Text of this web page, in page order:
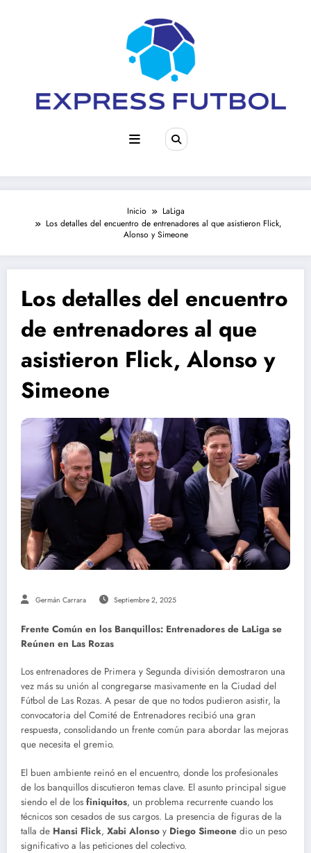
Inicio
LaLiga
Los detalles del encuentro de entrenadores al que asistieron Flick,
Alonso y Simeone
Los detalles del encuentro
de entrenadores al que
asistieron Flick, Alonso y
Simeone
Germán Carrara Septiembre 2, 2025
Frente Común en los Banquillos: Entrenadores de LaLiga se
Reúnen en Las Rozas
Los entrenadores de Primera y Segunda división demostraron una
vez más su unión al congregarse masivamente en la Ciudad del
Fútbol de Las Rozas. A pesar de que no todos pudieron asistir, la
convocatoria del Comité de Entrenadores recibió una gran
respuesta, consolidando un frente común para abordar las mejoras
que necesita el gremio.
El buen ambiente reinó en el encuentro, donde los profesionales
de los banquillos discutieron temas clave. El asunto principal sigue
siendo el de los finiquitos, un problema recurrente cuando los
técnicos son cesados de sus cargos. La presencia de figuras de la
talla de Hansi Flick, Xabi Alonso y Diego Simeone dio un peso
significativo a las peticiones del colectivo.